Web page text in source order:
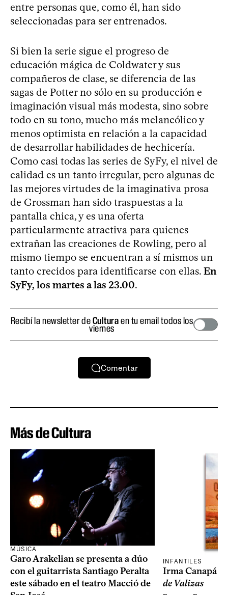
entre personas que, como él, han sido
seleccionadas para ser entrenados.
Si bien la serie sigue el progreso de
educación mágica de Coldwater y sus
compañeros de clase, se diferencia de las
sagas de Potter no sólo en su producción e
imaginación visual más modesta, sino sobre
todo en su tono, mucho más melancólico y
menos optimista en relación a la capacidad
de desarrollar habilidades de hechicería.
Como casi todas las series de SyFy, el nivel de
calidad es un tanto irregular, pero algunas de
las mejores virtudes de la imaginativa prosa
de Grossman han sido traspuestas a la
pantalla chica, y es una oferta
particularmente atractiva para quienes
extrañan las creaciones de Rowling, pero al
mismo tiempo se encuentran a sí mismos un
tanto crecidos para identificarse con ellas. En
SyFy, los martes a las 23.00.
Recibí la newsletter deCulturaen tu email todos los
viernes
Comentar
Más de Cultura
MÚSICA
Garo Arakelian se presenta a dúo
con el guitarrista Santiago Peralta
este sábado en el teatro Macció de
INFANTILES
Irma Canapá
de Valizas